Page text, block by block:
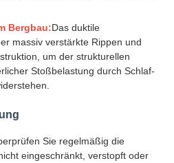
Bergbau:Das duktile
massiv verstärkte Rippen und
um der strukturellen
Stoßbelastung durch Schlaf-
Sie regelmäßig die
eingeschränkt, verstopft oder